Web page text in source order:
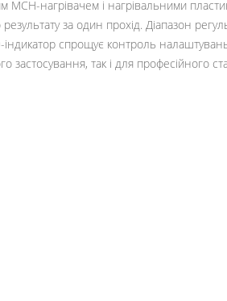
нагрівачем і нагрівальними
за один прохід. Діапазон
спрощує контроль
так і для професійного